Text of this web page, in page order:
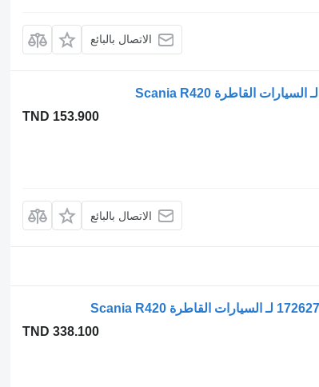
الاتصال بالبائع
TND 153.900
الاتصال بالبائع
TND 338.100